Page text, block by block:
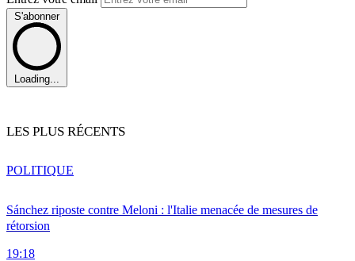
S'abonner
Loading...
LES PLUS RÉCENTS
Sánchez riposte contre Meloni : l'Italie menacée de mesures de
rétorsion
19:18
POLITIQUE